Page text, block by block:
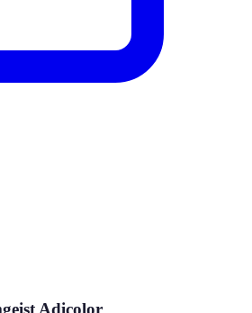
Adicolor